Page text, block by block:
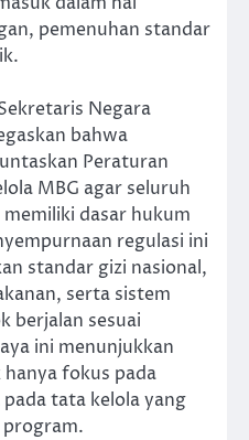
pemenuhan standar
Negara
bahwa
Peraturan
MBG agar seluruh
dasar hukum
regulasi ini
standar gizi nasional,
serta sistem
berjalan sesuai
ini menunjukkan
fokus pada
tata kelola yang